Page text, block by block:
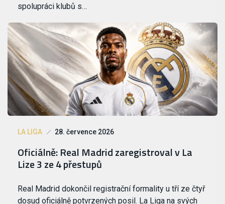
spolupráci klubů s…
LA LIGA 28. července 2026
Oficiálně: Real Madrid zaregistroval v La
Lize 3 ze 4 přestupů
Real Madrid dokončil registrační formality u tří ze čtyř
dosud oficiálně potvrzených posil. La Liga na svých